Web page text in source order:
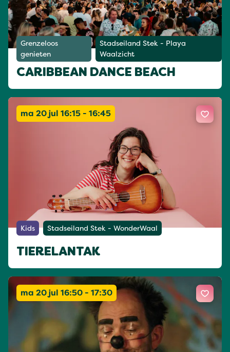
Grenzeloos
genieten
Stadseiland Stek - Playa
Waalzicht
CARIBBEAN DANCE BEACH
ma 20 jul 16:15 - 16:45
Kids Stadseiland Stek - WonderWaal
TIERELANTAK
ma 20 jul 16:50 - 17:30